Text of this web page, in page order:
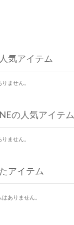
気アイテム
ません。
の人気アイテム
ません。
アイテム
ありません。